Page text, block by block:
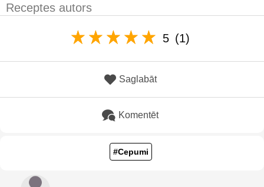
Receptes autors
5 (1)
Saglabāt
Komentēt
#Cepumi